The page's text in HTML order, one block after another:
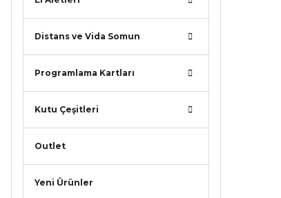
Distans ve Vida Somun
Programlama Kartları
Kutu Çeşitleri
Outlet
Yeni Ürünler